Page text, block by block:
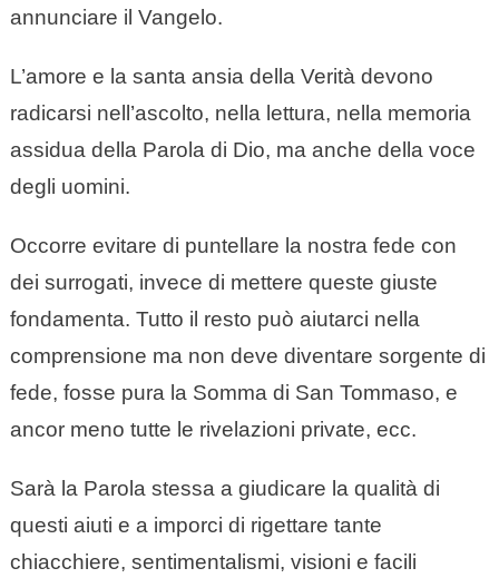
annunciare il Vangelo.
L’amore e la santa ansia della Verità devono
radicarsi nell’ascolto, nella lettura, nella memoria
assidua della Parola di Dio, ma anche della voce
degli uomini.
Occorre evitare di puntellare la nostra fede con
dei surrogati, invece di mettere queste giuste
fondamenta. Tutto il resto può aiutarci nella
comprensione ma non deve diventare sorgente di
fede, fosse pura la Somma di San Tommaso, e
ancor meno tutte le rivelazioni private, ecc.
Sarà la Parola stessa a giudicare la qualità di
questi aiuti e a imporci di rigettare tante
chiacchiere, sentimentalismi, visioni e facili